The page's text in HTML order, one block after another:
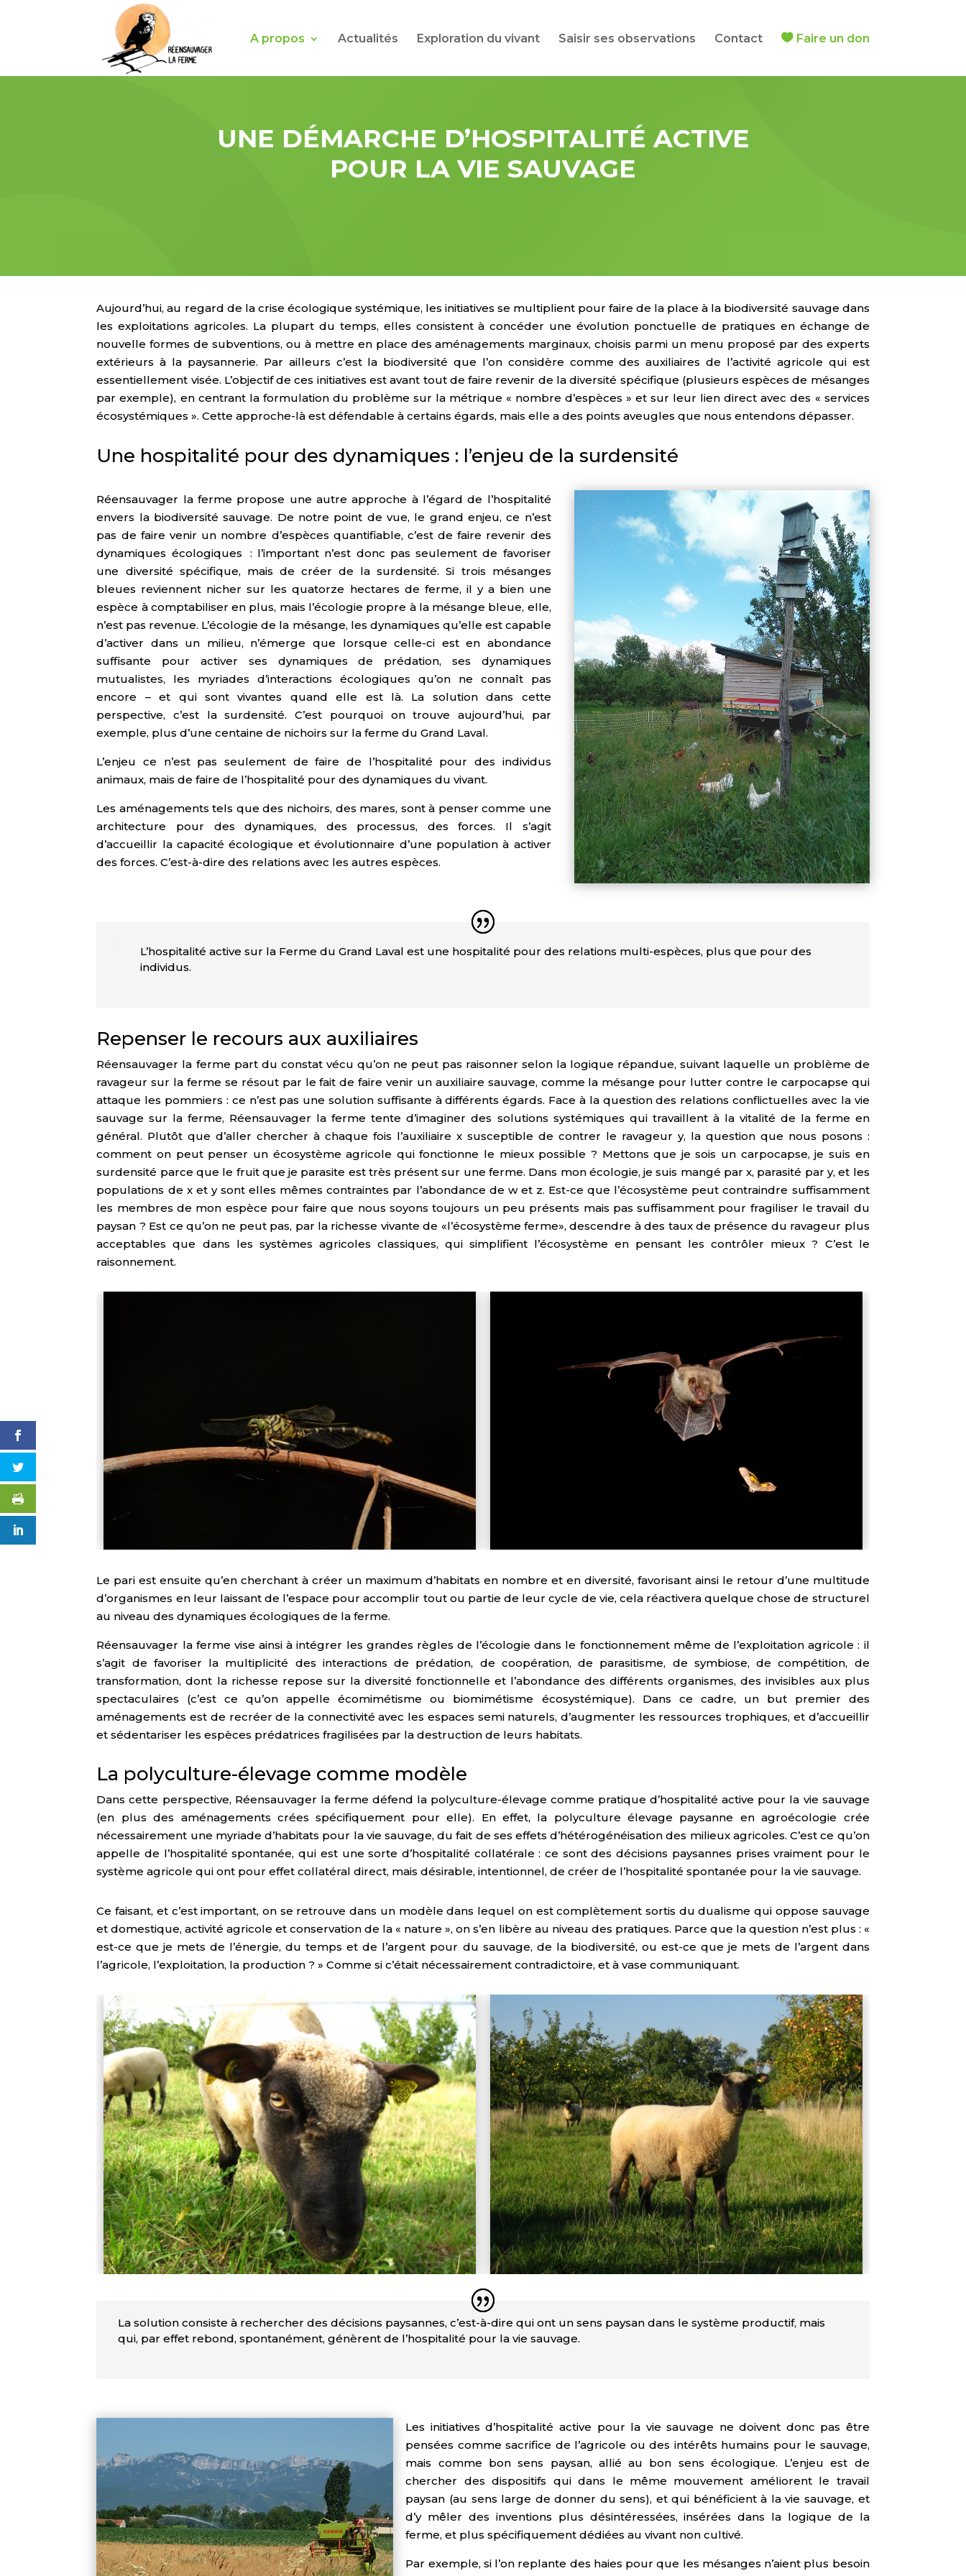
A propos Actualités Exploration du vivant Saisir ses observations Contact Faire un don
UNE DÉMARCHE D’HOSPITALITÉ ACTIVE
POUR LA VIE SAUVAGE
Aujourd’hui, au regard de la crise écologique systémique, les initiatives se multiplient pour faire de la place à la biodiversité sauvage dans
les exploitations agricoles. La plupart du temps, elles consistent à concéder une évolution ponctuelle de pratiques en échange de
nouvelle formes de subventions, ou à mettre en place des aménagements marginaux, choisis parmi un menu proposé par des experts
extérieurs à la paysannerie. Par ailleurs c’est la biodiversité que l’on considère comme des auxiliaires de l’activité agricole qui est
essentiellement visée. L’objectif de ces initiatives est avant tout de faire revenir de la diversité spécifique (plusieurs espèces de mésanges
par exemple), en centrant la formulation du problème sur la métrique « nombre d’espèces » et sur leur lien direct avec des « services
écosystémiques ». Cette approche-là est défendable à certains égards, mais elle a des points aveugles que nous entendons dépasser.
Une hospitalité pour des dynamiques : l’enjeu de la surdensité
Réensauvager la ferme propose une autre approche à l’égard de l’hospitalité
envers la biodiversité sauvage. De notre point de vue, le grand enjeu, ce n’est
pas de faire venir un nombre d’espèces quantifiable, c’est de faire revenir des
dynamiques écologiques : l’important n’est donc pas seulement de favoriser
une diversité spécifique, mais de créer de la surdensité. Si trois mésanges
bleues reviennent nicher sur les quatorze hectares de ferme, il y a bien une
espèce à comptabiliser en plus, mais l’écologie propre à la mésange bleue, elle,
n’est pas revenue. L’écologie de la mésange, les dynamiques qu’elle est capable
d’activer dans un milieu, n’émerge que lorsque celle-ci est en abondance
suffisante pour activer ses dynamiques de prédation, ses dynamiques
mutualistes, les myriades d’interactions écologiques qu’on ne connaît pas
encore – et qui sont vivantes quand elle est là. La solution dans cette
perspective, c’est la surdensité. C’est pourquoi on trouve aujourd’hui, par
exemple, plus d’une centaine de nichoirs sur la ferme du Grand Laval.
L’enjeu ce n’est pas seulement de faire de l’hospitalité pour des individus
animaux, mais de faire de l’hospitalité pour des dynamiques du vivant.
Les aménagements tels que des nichoirs, des mares, sont à penser comme une
architecture pour des dynamiques, des processus, des forces. Il s’agit
d’accueillir la capacité écologique et évolutionnaire d’une population à activer
des forces. C’est-à-dire des relations avec les autres espèces.
L’hospitalité active sur la Ferme du Grand Laval est une hospitalité pour des relations multi-espèces, plus que pour des
individus.
Repenser le recours aux auxiliaires
Réensauvager la ferme part du constat vécu qu’on ne peut pas raisonner selon la logique répandue, suivant laquelle un problème de
ravageur sur la ferme se résout par le fait de faire venir un auxiliaire sauvage, comme la mésange pour lutter contre le carpocapse qui
attaque les pommiers : ce n’est pas une solution suffisante à différents égards. Face à la question des relations conflictuelles avec la vie
sauvage sur la ferme, Réensauvager la ferme tente d’imaginer des solutions systémiques qui travaillent à la vitalité de la ferme en
général. Plutôt que d’aller chercher à chaque fois l’auxiliaire x susceptible de contrer le ravageur y, la question que nous posons :
comment on peut penser un écosystème agricole qui fonctionne le mieux possible ? Mettons que je sois un carpocapse, je suis en
surdensité parce que le fruit que je parasite est très présent sur une ferme. Dans mon écologie, je suis mangé par x, parasité par y, et les
populations de x et y sont elles mêmes contraintes par l’abondance de w et z. Est-ce que l’écosystème peut contraindre suffisamment
les membres de mon espèce pour faire que nous soyons toujours un peu présents mais pas suffisamment pour fragiliser le travail du
paysan ? Est ce qu’on ne peut pas, par la richesse vivante de «l’écosystème ferme», descendre à des taux de présence du ravageur plus
acceptables que dans les systèmes agricoles classiques, qui simplifient l’écosystème en pensant les contrôler mieux ? C’est le
raisonnement.
Le pari est ensuite qu’en cherchant à créer un maximum d’habitats en nombre et en diversité, favorisant ainsi le retour d’une multitude
d’organismes en leur laissant de l’espace pour accomplir tout ou partie de leur cycle de vie, cela réactivera quelque chose de structurel
au niveau des dynamiques écologiques de la ferme.
Réensauvager la ferme vise ainsi à intégrer les grandes règles de l’écologie dans le fonctionnement même de l’exploitation agricole : il
s’agit de favoriser la multiplicité des interactions de prédation, de coopération, de parasitisme, de symbiose, de compétition, de
transformation, dont la richesse repose sur la diversité fonctionnelle et l’abondance des différents organismes, des invisibles aux plus
spectaculaires (c’est ce qu’on appelle écomimétisme ou biomimétisme écosystémique). Dans ce cadre, un but premier des
aménagements est de recréer de la connectivité avec les espaces semi naturels, d’augmenter les ressources trophiques, et d’accueillir
et sédentariser les espèces prédatrices fragilisées par la destruction de leurs habitats.
La polyculture-élevage comme modèle
Dans cette perspective, Réensauvager la ferme défend la polyculture-élevage comme pratique d’hospitalité active pour la vie sauvage
(en plus des aménagements crées spécifiquement pour elle). En effet, la polyculture élevage paysanne en agroécologie crée
nécessairement une myriade d’habitats pour la vie sauvage, du fait de ses effets d’hétérogénéisation des milieux agricoles. C’est ce qu’on
appelle de l’hospitalité spontanée, qui est une sorte d’hospitalité collatérale : ce sont des décisions paysannes prises vraiment pour le
système agricole qui ont pour effet collatéral direct, mais désirable, intentionnel, de créer de l’hospitalité spontanée pour la vie sauvage.
Ce faisant, et c’est important, on se retrouve dans un modèle dans lequel on est complètement sortis du dualisme qui oppose sauvage
et domestique, activité agricole et conservation de la « nature », on s’en libère au niveau des pratiques. Parce que la question n’est plus : «
est-ce que je mets de l’énergie, du temps et de l’argent pour du sauvage, de la biodiversité, ou est-ce que je mets de l’argent dans
l’agricole, l’exploitation, la production ? » Comme si c’était nécessairement contradictoire, et à vase communiquant.
La solution consiste à rechercher des décisions paysannes, c’est-à-dire qui ont un sens paysan dans le système productif, mais
qui, par effet rebond, spontanément, génèrent de l’hospitalité pour la vie sauvage.
Les initiatives d’hospitalité active pour la vie sauvage ne doivent donc pas être
pensées comme sacrifice de l’agricole ou des intérêts humains pour le sauvage,
mais comme bon sens paysan, allié au bon sens écologique. L’enjeu est de
chercher des dispositifs qui dans le même mouvement améliorent le travail
paysan (au sens large de donner du sens), et qui bénéficient à la vie sauvage, et
d’y mêler des inventions plus désintéressées, insérées dans la logique de la
ferme, et plus spécifiquement dédiées au vivant non cultivé.
Par exemple, si l’on replante des haies pour que les mésanges n’aient plus besoin